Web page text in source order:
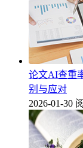
论文AI查重
别与应对
2026-01-30